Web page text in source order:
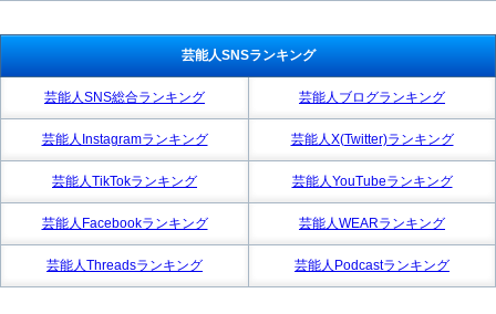
芸能人SNSランキング
芸能人SNS総合ランキング 芸能人ブログランキング
芸能人Instagramランキング 芸能人X(Twitter)ランキング
芸能人TikTokランキング 芸能人YouTubeランキング
芸能人Facebookランキング 芸能人WEARランキング
芸能人Threadsランキング 芸能人Podcastランキング